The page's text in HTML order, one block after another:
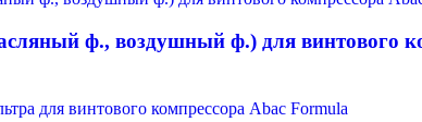
ф., воздушный ф.) для винтового